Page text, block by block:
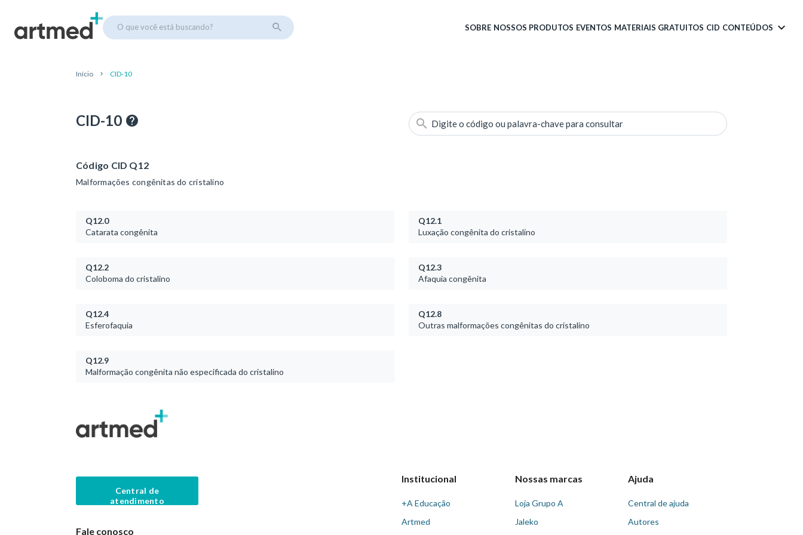
O que você está buscando? SOBRE NOSSOS PRODUTOS EVENTOS MATERIAIS GRATUITOS CID CONTEÚDOS
Início CID-10
CID-10 Digite o código ou palavra-chave para consultar
Código CID Q12
Malformações congênitas do cristalino
Q12.0
Catarata congênita
Q12.1
Luxação congênita do cristalino
Q12.2
Coloboma do cristalino
Q12.3
Afaquia congênita
Q12.4
Esferofaquia
Q12.8
Outras malformações congênitas do cristalino
Q12.9
Malformação congênita não especificada do cristalino
Central de
atendimento
Fale conosco
Institucional
+A Educação
Artmed
Nossas marcas
Loja Grupo A
Jaleko
Ajuda
Central de ajuda
Autores